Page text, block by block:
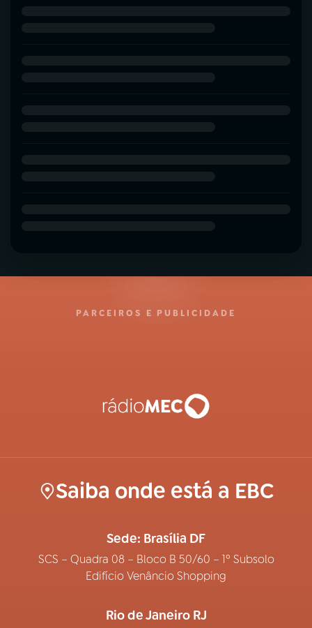
PARCEIROS E PUBLICIDADE
Saiba onde está a EBC
Sede: Brasília DF
SCS – Quadra 08 – Bloco B 50/60 – 1º Subsolo
Edifício Venâncio Shopping
Rio de Janeiro RJ